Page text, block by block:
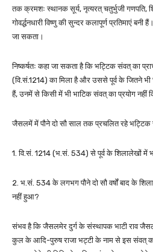
तक क्रमशः स्थानक सूर्य, नृत्यरत् चतुर्भुजी गणपति,
गोवर्द्धनधारी विष्णु की सुन्दर कलापूर्ण प्रतिमाएं
जा सकता।
निष्कर्षतः कहा जा सकता है कि भट्टिक संवत् का
(वि.सं.1214) का मिला है और उससे पूर्व के जितने भी
हैं, उनमें से किसी में भी भाटिक संवत् का प्रयोग नहीं
जैसलमें में पौने दो सौ साल तक प्रचलित रहे
1. वि.सं. 1214 (भ.सं. 534) से पूर्व के शिलालेखों में
2. भ.सं. 534 के लगभग पौने दो सौ वर्षों बाद के
नहीं हुआ?
संभव है कि जैसलमेर दुर्ग के संस्थापक भाटी राव
कुल के आदि-पुरुष राजा भट्टी के नाम से इस संवत्